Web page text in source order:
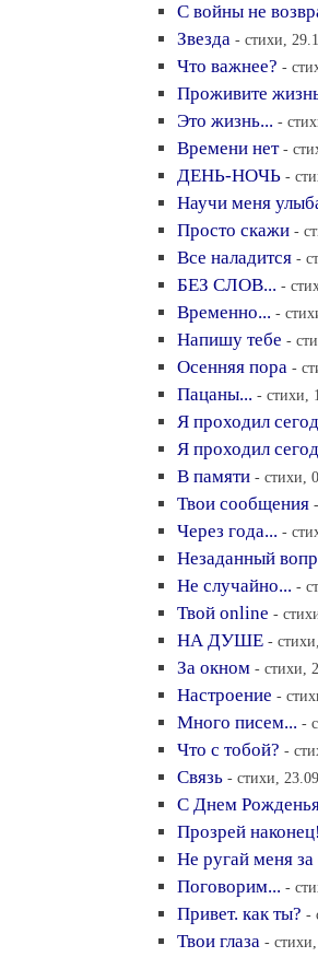
С войны не
Звезда - стихи,
Что важнее? -
Проживите
Это жизнь... -
Времени нет -
ДЕНЬ-НОЧЬ -
Научи меня
Просто скажи -
Все наладится -
БЕЗ СЛОВ... -
Временно... -
Напишу тебе -
Осенняя пора -
Пацаны... - стихи,
Я проходил
Я проходил
В памяти - стихи,
Твои сообщения
Через года... -
Незаданный
Не случайно... -
Твой online -
НА ДУШЕ -
За окном - стихи,
Настроение -
Много писем... -
Что с тобой? -
Связь - стихи,
С Днем
Прозрей наконец!
Не ругай меня за
Поговорим... -
Привет. как ты? -
Твои глаза -